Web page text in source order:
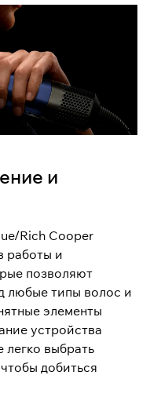
и
Rich Cooper
работы и
позволяют
любые типы волос и
элементы
устройства
выбрать
добиться